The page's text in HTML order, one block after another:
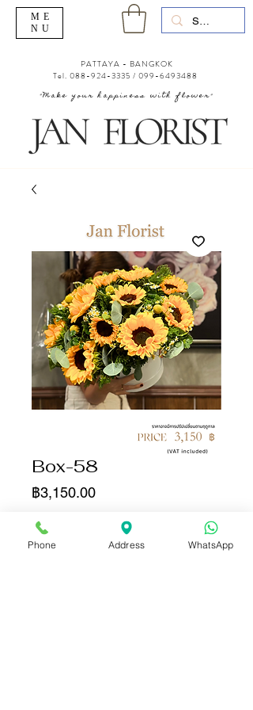
"Make your happiness with flower"
PATTAYA - BANGKOK
Tel. 088-924-3335 / 099-6493488
ME
NU
Box-58
฿3,150.00ราคา
จำนวน
Phone Address WhatsApp